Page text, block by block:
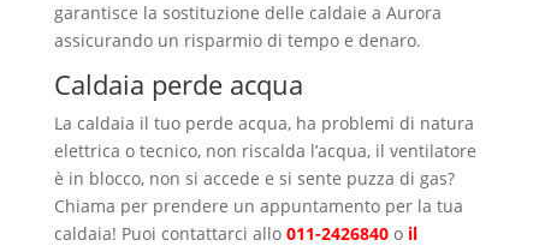
garantisce la sostituzione delle caldaie a Aurora
assicurando un risparmio di tempo e denaro.
Caldaia perde acqua
La caldaia il tuo perde acqua, ha problemi di natura
elettrica o tecnico, non riscalda l’acqua, il ventilatore
è in blocco, non si accede e si sente puzza di gas?
Chiama per prendere un appuntamento per la tua
caldaia! Puoi contattarci allo 011-2426840o il